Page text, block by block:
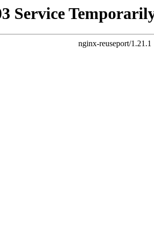
Service
nginx-reuseport/1.21.1